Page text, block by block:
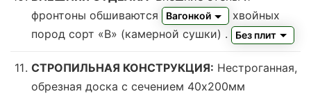
фронтоны обшиваются
Вагонкой
хвойных
пород сорт «В» (камерной сушки) . Без плит
СТРОПИЛЬНАЯ КОНСТРУКЦИЯ: Нестроганная,
обрезная доска с сечением 40х200мм